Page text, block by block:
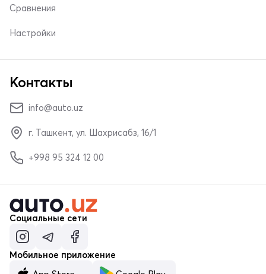
Сравнения
Настройки
Контакты
info@auto.uz
г. Ташкент, ул. Шахрисабз, 16/1
+998 95 324 12 00
Социальные сети
Мобильное приложение